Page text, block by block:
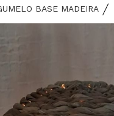
BASE MADEIRA